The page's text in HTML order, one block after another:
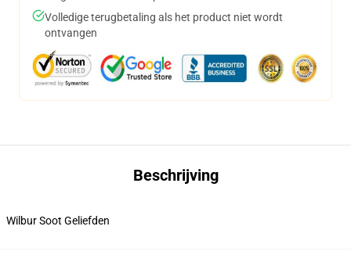
Volledige terugbetaling als het product niet wordt
ontvangen
Beschrijving
Wilbur Soot Geliefden